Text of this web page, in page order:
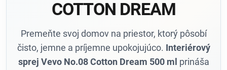
COTTON DREAM
Premeňte svoj domov na priestor, ktorý pôsobí
čisto, jemne a príjemne upokojujúco. Interiérový
sprej Vevo No.08 Cotton Dream 500 ml prináša